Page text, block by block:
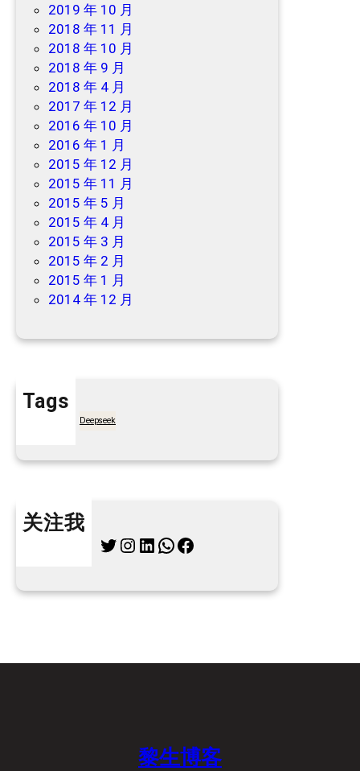
2019 年 10 月
2018 年 11 月
2018 年 10 月
2018 年 9 月
2018 年 4 月
2017 年 12 月
2016 年 10 月
2016 年 1 月
2015 年 12 月
2015 年 11 月
2015 年 5 月
2015 年 4 月
2015 年 3 月
2015 年 2 月
2015 年 1 月
2014 年 12 月
Tags
Deepseek
关注我
Twitter Instagram LinkedIn WhatsApp Facebook
黎生博客